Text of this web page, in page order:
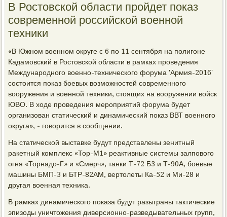
В Ростовской области пройдет показ
современной российской военной
техники
«В Южном военном округе с 6 по 11 сентября на полигоне
Кадамовский в Ростовской области в рамках проведения
Международного военно-технического форума 'Армия-2016'
состоится показ боевых возможностей современного
вооружения и военной техники, стоящих на вооружении войск
ЮВО. В ходе проведения мероприятий форума будет
организован статический и динамический показ ВВТ военного
округа», - говорится в сообщении.
На статической выставке будут представлены зенитный
ракетный комплекс «Тор-М1» реактивные системы залпового
огня «Торнадо-Г» и «Смерч», танки Т-72 Б3 и Т-90А, боевые
машины БМП-3 и БТР-82АМ, вертолеты Ка-52 и Ми-28 и
другая военная техника.
В рамках динамического показа будут разыграны тактические
эпизоды уничтожения диверсионно-разведывательных групп,